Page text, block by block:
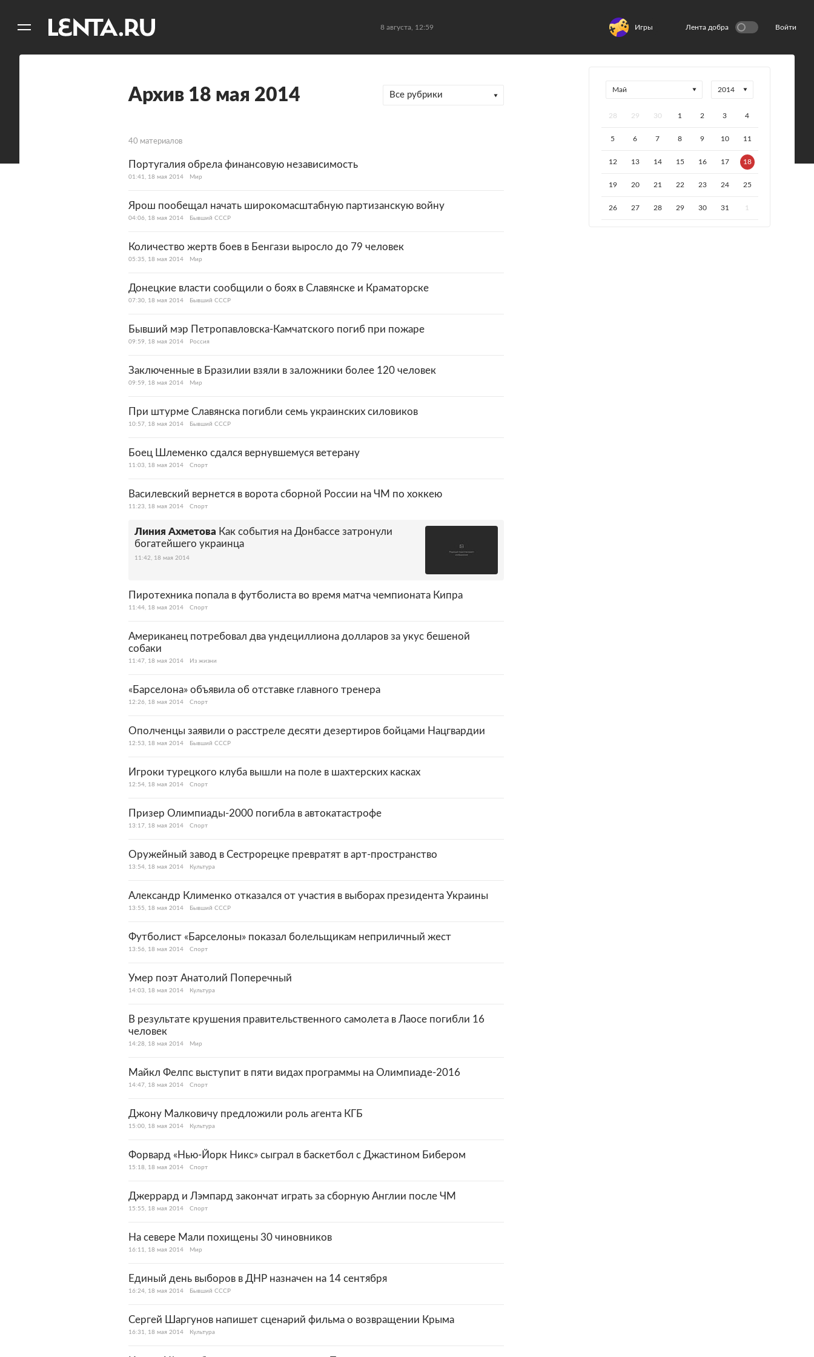
8 августа, 12:59 Игры Лента добра Войти
Архив 18 мая 2014 Все рубрики
40 материалов
Португалия обрела финансовую независимость
01:41, 18 мая 2014 Мир
Ярош пообещал начать широкомасштабную партизанскую войну
04:06, 18 мая 2014 Бывший СССР
Количество жертв боев в Бенгази выросло до 79 человек
05:35, 18 мая 2014 Мир
Донецкие власти сообщили о боях в Славянске и Краматорске
07:30, 18 мая 2014 Бывший СССР
Бывший мэр Петропавловска-Камчатского погиб при пожаре
09:59, 18 мая 2014 Россия
Заключенные в Бразилии взяли в заложники более 120 человек
09:59, 18 мая 2014 Мир
При штурме Славянска погибли семь украинских силовиков
10:57, 18 мая 2014 Бывший СССР
Боец Шлеменко сдался вернувшемуся ветерану
11:03, 18 мая 2014 Спорт
Василевский вернется в ворота сборной России на ЧМ по хоккею
11:23, 18 мая 2014 Спорт
Линия Ахметова Как события на Донбассе затронули
богатейшего украинца
11:42, 18 мая 2014
Пиротехника попала в футболиста во время матча чемпионата Кипра
11:44, 18 мая 2014 Спорт
Американец потребовал два ундециллиона долларов за укус бешеной
собаки
11:47, 18 мая 2014 Из жизни
«Барселона» объявила об отставке главного тренера
12:26, 18 мая 2014 Спорт
Ополченцы заявили о расстреле десяти дезертиров бойцами Нацгвардии
12:53, 18 мая 2014 Бывший СССР
Игроки турецкого клуба вышли на поле в шахтерских касках
12:54, 18 мая 2014 Спорт
Призер Олимпиады-2000 погибла в автокатастрофе
13:17, 18 мая 2014 Спорт
Оружейный завод в Сестрорецке превратят в арт-пространство
13:54, 18 мая 2014 Культура
Александр Клименко отказался от участия в выборах президента Украины
13:55, 18 мая 2014 Бывший СССР
Футболист «Барселоны» показал болельщикам неприличный жест
13:56, 18 мая 2014 Спорт
Умер поэт Анатолий Поперечный
14:03, 18 мая 2014 Культура
В результате крушения правительственного самолета в Лаосе погибли 16
человек
14:28, 18 мая 2014 Мир
Майкл Фелпс выступит в пяти видах программы на Олимпиаде-2016
14:47, 18 мая 2014 Спорт
Джону Малковичу предложили роль агента КГБ
15:00, 18 мая 2014 Культура
Форвард «Нью-Йорк Никс» сыграл в баскетбол с Джастином Бибером
15:18, 18 мая 2014 Спорт
Джеррард и Лэмпард закончат играть за сборную Англии после ЧМ
15:55, 18 мая 2014 Спорт
На севере Мали похищены 30 чиновников
16:11, 18 мая 2014 Мир
Единый день выборов в ДНР назначен на 14 сентября
16:24, 18 мая 2014 Бывший СССР
Сергей Шаргунов напишет сценарий фильма о возвращении Крыма
16:31, 18 мая 2014 Культура
28 29 30 1 2 3 4
5 6 7 8 9 10 11
12 13 14 15 16 17 18
19 20 21 22 23 24 25
26 27 28 29 30 31 1